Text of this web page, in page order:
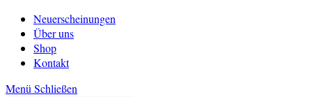
Zum
Inhalt
springen
Neuerscheinungen
Über uns
Shop
Kontakt
Menü Schließen